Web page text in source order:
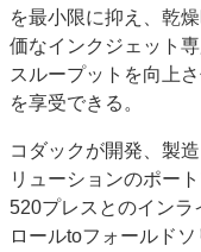
を最小限に抑え、乾
価なインクジェット
スループットを向上
を享受できる。
コダックが開発、製
リューションのポー
520プレスとのインラ
ロールtoフォールド